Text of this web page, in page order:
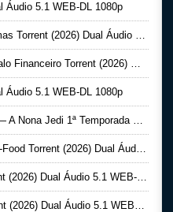
Áudio 5.1 WEB-DL 1080p
Dual Áudio WEB-DL 720p | 1080p
(2026) Dual Áudio 5.1 WEB-DL 1080p
Áudio 5.1 WEB-DL 1080p
Torrent (2026) Dual Áudio 5.1 WEB-DL 1080p
(2026) Dual Áudio 5.1 WEB-DL 1080p
Dual Áudio 5.1 WEB-DL 1080p
Dual Áudio 5.1 WEB-DL 1080p